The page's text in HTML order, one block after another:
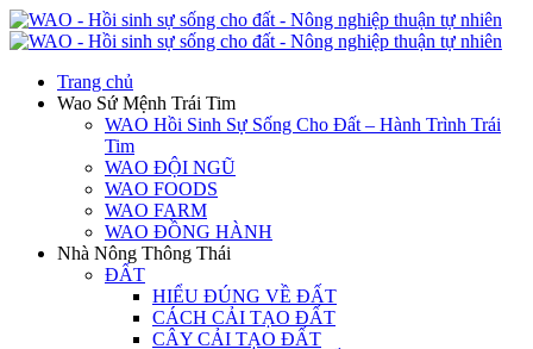
Trang chủ
Wao Sứ Mệnh Trái Tim
WAO Hồi Sinh Sự Sống Cho Đất – Hành Trình Trái
Tim
WAO ĐỘI NGŨ
WAO FOODS
WAO FARM
WAO ĐỒNG HÀNH
Nhà Nông Thông Thái
ĐẤT
HIỂU ĐÚNG VỀ ĐẤT
CÁCH CẢI TẠO ĐẤT
CÂY CẢI TẠO ĐẤT